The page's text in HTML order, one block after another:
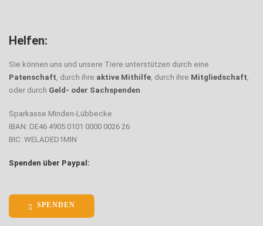
Helfen:
Sie können uns und unsere Tiere unterstützen durch eine
Patenschaft, durch ihre aktive Mithilfe, durch ihre Mitgliedschaft,
oder durch Geld- oder Sachspenden.
Sparkasse Minden-Lübbecke
IBAN: DE46 4905 0101 0000 0026 26
BIC: WELADED1MIN
Spenden über Paypal:
SPENDEN